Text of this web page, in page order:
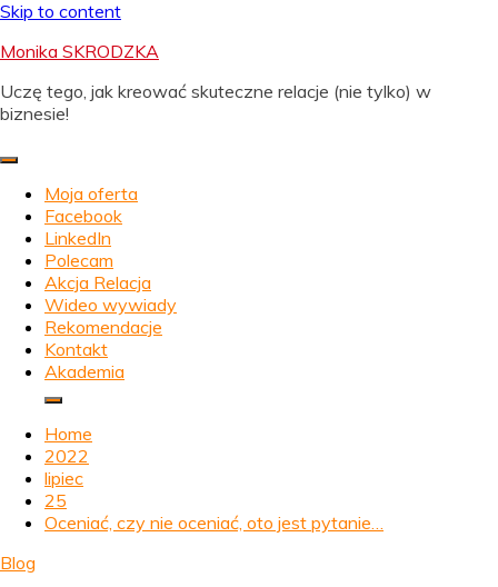
Skip to content
Monika SKRODZKA
Uczę tego, jak kreować skuteczne relacje (nie tylko) w
biznesie!
Moja oferta
Facebook
LinkedIn
Polecam
Akcja Relacja
Wideo wywiady
Rekomendacje
Kontakt
Akademia
Home
2022
lipiec
25
Oceniać, czy nie oceniać, oto jest pytanie…
Blog